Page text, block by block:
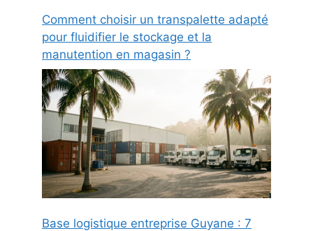
Comment choisir un transpalette adapté
pour fluidifier le stockage et la
manutention en magasin ?
Base logistique entreprise Guyane : 7